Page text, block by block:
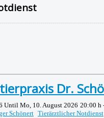
Dr.
Until Mo, 10. August 2026 20:00 h
Schönert Tierärztlicher Notdienst